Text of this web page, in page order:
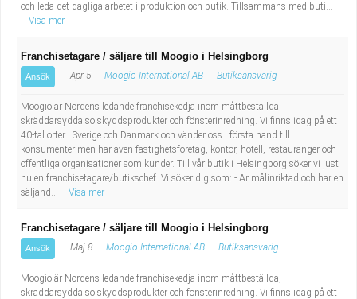
och leda det dagliga arbetet i produktion och butik. Tillsammans med buti...
Visa mer
Franchisetagare / säljare till Moogio i Helsingborg
Ansök Apr 5 Moogio International AB Butiksansvarig
Moogio är Nordens ledande franchisekedja inom måttbeställda,
skräddarsydda solskyddsprodukter och fönsterinredning. Vi finns idag på ett
40-tal orter i Sverige och Danmark och vänder oss i första hand till
konsumenter men har även fastighetsföretag, kontor, hotell, restauranger och
offentliga organisationer som kunder. Till vår butik i Helsingborg söker vi just
nu en franchisetagare/butikschef. Vi söker dig som: - Är målinriktad och har en
säljand...
Visa mer
Franchisetagare / säljare till Moogio i Helsingborg
Ansök Maj 8 Moogio International AB Butiksansvarig
Moogio är Nordens ledande franchisekedja inom måttbeställda,
skräddarsydda solskyddsprodukter och fönsterinredning. Vi finns idag på ett